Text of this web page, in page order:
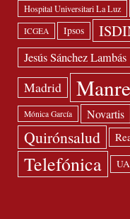
Hospital Universitari La Luz
ICGEA Ipsos
Jesús Sánchez Lambás
Madrid
Mónica García Novartis
Quirónsalud
Telefónica